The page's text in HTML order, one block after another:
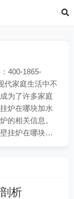
400-1865-
代家庭生活中不
为了许多家庭
炉在哪块加水
的相关信息。
挂炉在哪块…
析